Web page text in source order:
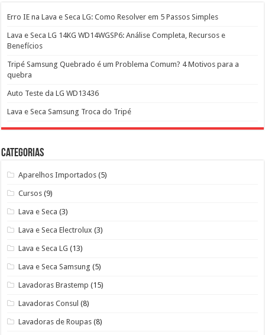
Erro IE na Lava e Seca LG: Como Resolver em 5 Passos Simples
Lava e Seca LG 14KG WD14WGSP6: Análise Completa, Recursos e
Benefícios
Tripé Samsung Quebrado é um Problema Comum? 4 Motivos para a
quebra
Auto Teste da LG WD13436
Lava e Seca Samsung Troca do Tripé
Categorias
Aparelhos Importados (5)
Cursos (9)
Lava e Seca (3)
Lava e Seca Electrolux (3)
Lava e Seca LG (13)
Lava e Seca Samsung (5)
Lavadoras Brastemp (15)
Lavadoras Consul (8)
Lavadoras de Roupas (8)